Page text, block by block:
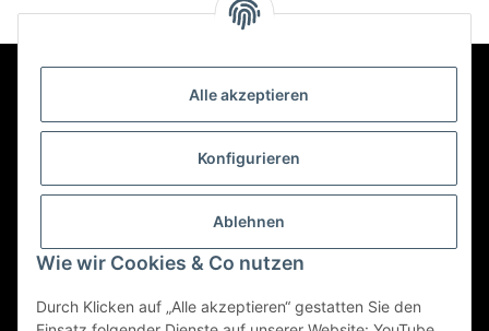
Alle akzeptieren
Konfigurieren
Ablehnen
Wie wir Cookies & Co nutzen
Durch Klicken auf „Alle akzeptieren“ gestatten Sie den
Informationen
Mehr über